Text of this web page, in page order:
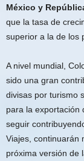
México y
que la tasa de
superior a la de los
A nivel mundial,
sido una gran
divisas por turismo
para la exportación
seguir
Viajes, continuarán
próxima versión de